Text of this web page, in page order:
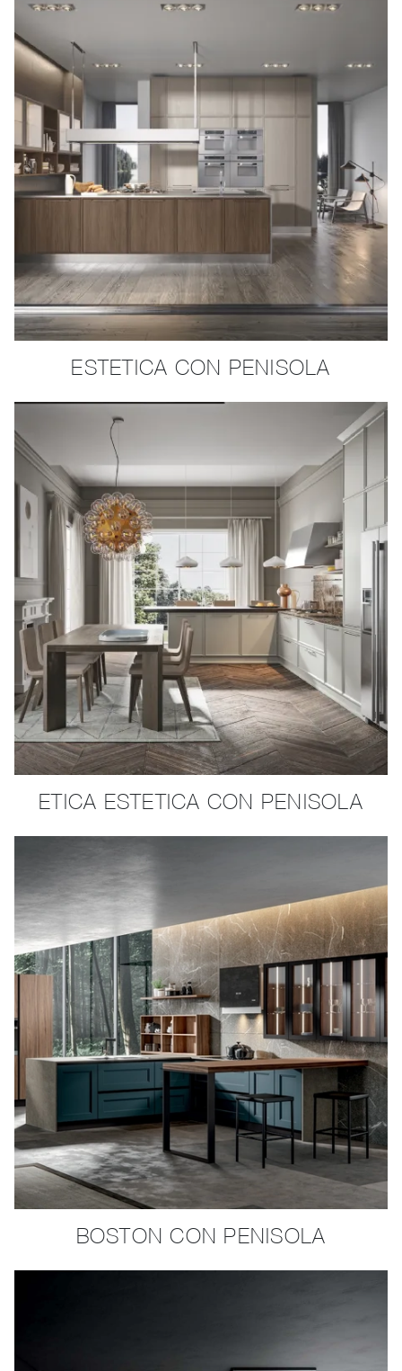
ESTETICA CON PENISOLA
ETICA ESTETICA CON PENISOLA
BOSTON CON PENISOLA